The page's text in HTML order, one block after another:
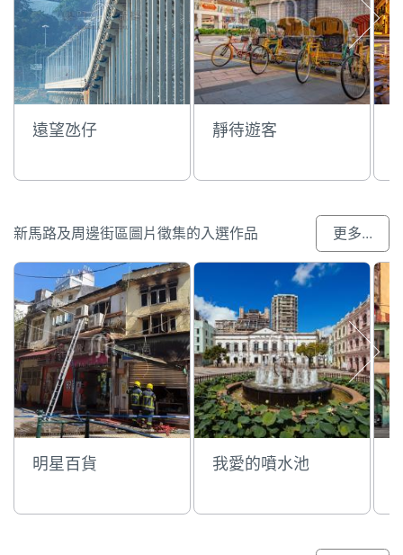
遠望氹仔 靜待遊客
新馬路及周邊街區圖片徵集的入選作品 更多...
明星百貨 我愛的噴水池